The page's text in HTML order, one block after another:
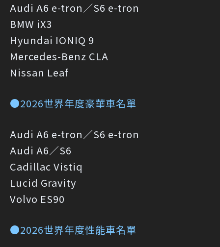
Audi A6 e-tron／S6 e-tron
BMW iX3
Hyundai IONIQ 9
Mercedes-Benz CLA
Nissan Leaf
●2026世界年度豪華車名單
Audi A6 e-tron／S6 e-tron
Audi A6／S6
Cadillac Vistiq
Lucid Gravity
Volvo ES90
●2026世界年度性能車名單